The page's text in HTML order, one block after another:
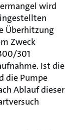
wird
Überhitzung
Zweck
301
Ist die
die Pumpe
Ablauf dieser